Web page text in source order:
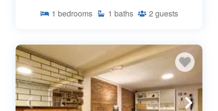
1 bedrooms 1 baths 2 guests